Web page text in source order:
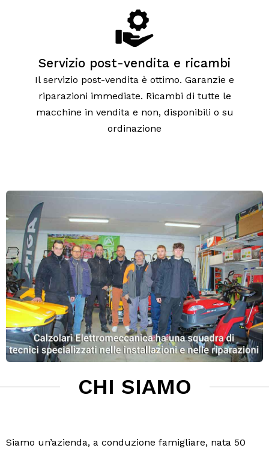
Servizio post-vendita e ricambi
Il servizio post-vendita è ottimo. Garanzie e
riparazioni immediate. Ricambi di tutte le
macchine in vendita e non, disponibili o su
ordinazione
CHI SIAMO
Siamo un’azienda, a conduzione famigliare, nata 50